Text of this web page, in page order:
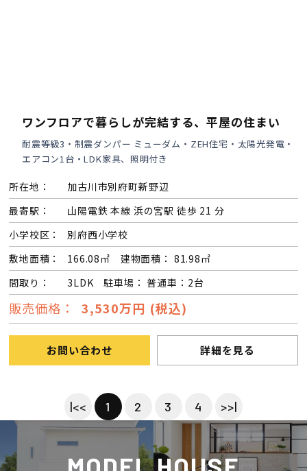
ワンフロアで暮らしが完結する、平屋の住まい
耐震等級3・制震ダンパー ミューダム・ZEH住宅・太陽光発電・
エアコン1台・LDK家具、照明付き
所在地：
加古川市別府町新野辺
最寄駅：
山陽電鉄 本線 浜の宮駅 徒歩 21 分
小学校区：
別府西小学校
敷地面積：
166.08㎡ 建物面積： 81.98㎡
間取り：
3LDK 駐車場： 普通車：2台
販売価格： 3,530万円 (税込)
お問い合わせ 詳細を見る
|<< 1 2 3 4 >>|